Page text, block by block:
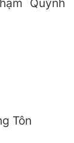
Quỳnh
Tôn